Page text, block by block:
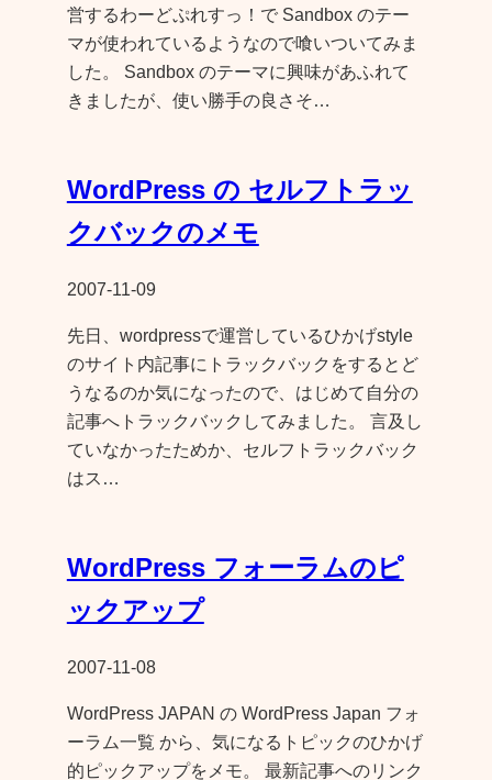
営するわーどぷれすっ！で Sandbox のテー
マが使われているようなので喰いついてみま
した。 Sandbox のテーマに興味があふれて
きましたが、使い勝手の良さそ…
WordPress の セルフトラッ
クバックのメモ
2007-11-09
先日、wordpressで運営しているひかげstyle
のサイト内記事にトラックバックをするとど
うなるのか気になったので、はじめて自分の
記事へトラックバックしてみました。 言及し
ていなかったためか、セルフトラックバック
はス…
WordPress フォーラムのピ
ックアップ
2007-11-08
WordPress JAPAN の WordPress Japan フォ
ーラム一覧 から、気になるトピックのひかげ
的ピックアップをメモ。 最新記事へのリンク